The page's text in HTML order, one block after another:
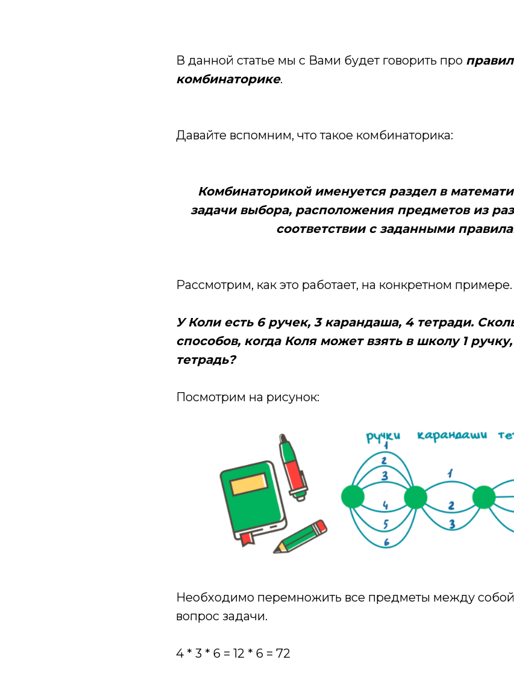
В данной статье мы с Вами будет говорить про
комбинаторике.
Давайте вспомним, что такое комбинаторика:
Комбинаторикой именуется раздел в
задачи выбора, расположения предметов из
соответствии с заданными
Рассмотрим, как это работает, на конкретном примере.
У Коли есть 6 ручек, 3 карандаша, 4 тетради.
способов, когда Коля может взять в школу 1
тетрадь?
Посмотрим на рисунок:
Необходимо перемножить все предметы между собой,
вопрос задачи.
4 * 3 * 6 = 12 * 6 = 72